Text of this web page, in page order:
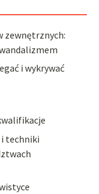
zewnętrznych:
i wykrywać
i techniki